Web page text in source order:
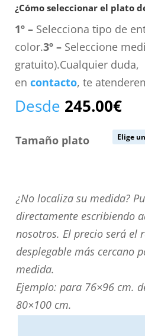
¿Cómo seleccionar el plato
1º –Selecciona tipo de
color.3º –Seleccione
gratuito).Cualquier
en contacto, te
Desde 245.00€
Tamaño plato
¿No
localiza
su
medida?
Puede
personalizarla
directamente
¿No localiza su medida?
directamente escribiendo
nosotros. El precio será el
desplegable más cercano
medida.
Ejemplo: para 76×96 cm.
80×100 cm.